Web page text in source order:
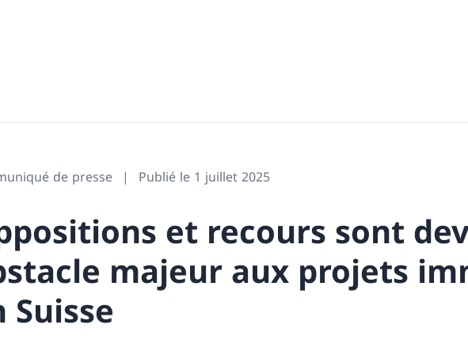
de presse Publié le 1 juillet 2025
et recours sont
majeur aux projets
Suisse